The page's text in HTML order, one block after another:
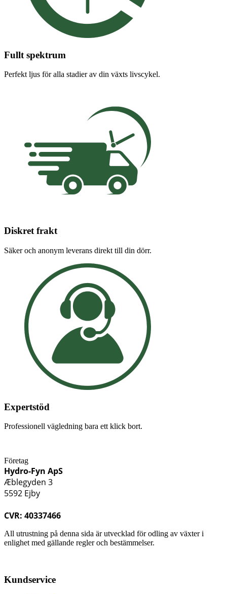
Fullt spektrum
Perfekt ljus för alla stadier av din växts livscykel.
Diskret frakt
Säker och anonym leverans direkt till din dörr.
Expertstöd
Professionell vägledning bara ett klick bort.
Företag
Hydro-Fyn ApS
Æblegyden 3
5592 Ejby
CVR: 40337466
All utrustning på denna sida är utvecklad för odling av växter i
enlighet med gällande regler och bestämmelser.
Kundservice